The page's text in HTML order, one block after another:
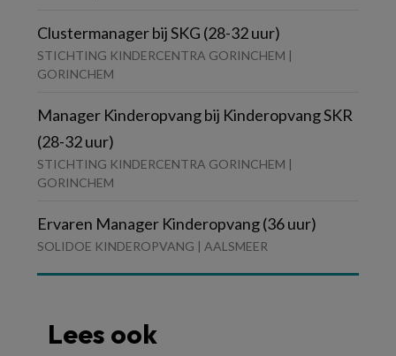
Clustermanager bij SKG (28-32 uur)
STICHTING KINDERCENTRA GORINCHEM |
GORINCHEM
Manager Kinderopvang bij Kinderopvang SKR
(28-32 uur)
STICHTING KINDERCENTRA GORINCHEM |
GORINCHEM
Ervaren Manager Kinderopvang (36 uur)
SOLIDOE KINDEROPVANG | AALSMEER
Lees ook